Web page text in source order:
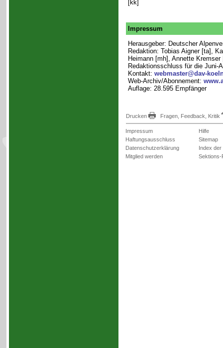
[kk]
Impressum
Herausgeber: Deutscher
Redaktion: Tobias Aigner [ta],
Heimann [mh], Annette
Redaktionsschluss für die Juni-
Kontakt: webmaster@dav-
Web-Archiv/Abonnement:
Auflage: 28.595 Empfänger
Drucken Fragen, Feedback, Kritik
Impressum
Haftungsausschluss
Datenschutzerklärung
Mitglied werden
Hilfe
Sitemap
Index der
Sektions-